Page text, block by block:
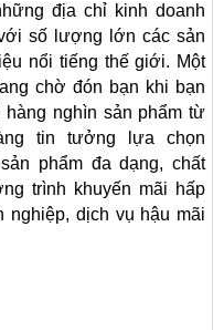
địa chỉ kinh doanh
số lượng lớn các sản
nổi tiếng thế giới. Một
chờ đón bạn khi bạn
nghìn sản phẩm từ
tin tưởng lựa chọn
phẩm đa dạng, chất
trình khuyến mãi hấp
nghiệp, dịch vụ hậu mãi